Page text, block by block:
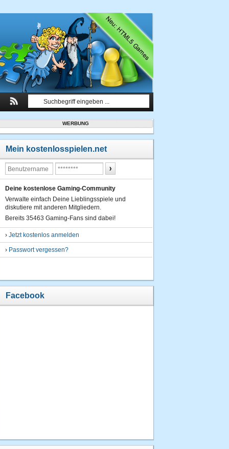
WERBUNG
Mein kostenlosspielen.net
Deine kostenlose Gaming-Community
Verwalte einfach Deine Lieblingsspiele und
diskutiere mit anderen Mitgliedern.
Bereits 35463 Gaming-Fans sind dabei!
› Jetzt kostenlos anmelden
› Passwort vergessen?
Facebook